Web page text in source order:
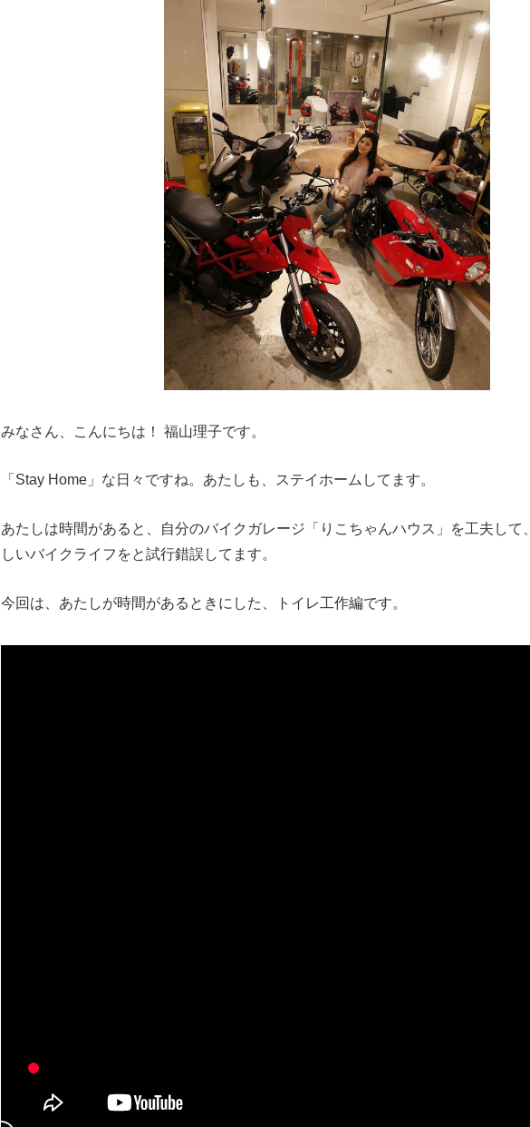
みなさん、こんにちは！ 福山理子です。
「Stay Home」な日々ですね。あたしも、ステイホームしてます。
あたしは時間があると、自分のバイクガレージ「りこちゃんハウス」を工夫して
しいバイクライフをと試行錯誤してます。
今回は、あたしが時間があるときにした、トイレ工作編です。